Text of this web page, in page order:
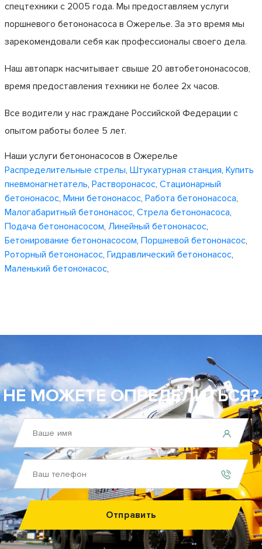
спецтехники с 2005 года. Мы предоставляем услуги
поршневого бетононасоса в Ожерелье. За это время мы
зарекомендовали себя как профессионалы своего дела.
Наш автопарк насчитывает свыше 20 автобетононасосов,
время предоставления техники не более 2х часов.
Все водители у нас граждане Российской Федерации с
опытом работы более 5 лет.
Наши услуги бетононасосов в Ожерелье
Распределительные стрелы, Штукатурная станция, Купить
пневмонагнетатель, Растворонасос, Стационарный
бетононасос, Мини бетононасос, Работа бетононасоса,
Малогабаритный бетононасос, Стрела бетононасоса,
Подача бетононасосом, Линейный бетононасос,
Бетонирование бетононасосом, Поршневой бетононасос,
Роторный бетононасос, Гидравлический бетононасос,
Маленький бетононасос,
НЕ МОЖЕТЕ ОПРЕДЕЛИТЬСЯ?
Отправить